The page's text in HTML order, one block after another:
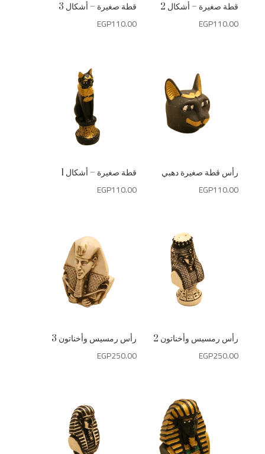
قطة صغيرة – أشكال 3
EGP110.00
قطة صغيرة – أشكال 2
EGP110.00
قطة صغيرة – أشكال 1
EGP110.00
رأس قطة صغيرة دهبي
EGP110.00
رأس رمسيس وأخناتون 3
EGP250.00
رأس رمسيس وأخناتون 2
EGP250.00